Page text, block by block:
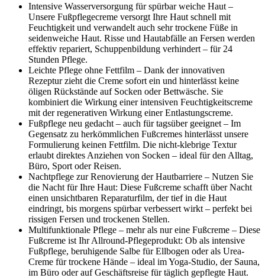
Intensive Wasserversorgung für spürbar weiche Haut –
Unsere Fußpflege­creme versorgt Ihre Haut schnell mit
Feuchtigkeit und verwandelt auch sehr trockene Füße in
seidenweiche Haut. Risse und Hautabfälle an Fersen werden
effektiv repariert, Schuppenbildung verhindert – für 24
Stunden Pflege.
Leichte Pflege ohne Fettfilm – Dank der innovativen
Rezeptur zieht die Creme sofort ein und hinterlässt keine
öligen Rückstände auf Socken oder Bettwäsche. Sie
kombiniert die Wirkung einer intensiven Feuchtigkeitscreme
mit der regenerativen Wirkung einer Entlastungscreme.
Fußpflege neu gedacht – auch für tagsüber geeignet – Im
Gegensatz zu herkömmlichen Fußcremes hinterlässt unsere
Formulierung keinen Fettfilm. Die nicht-klebrige Textur
erlaubt direktes Anziehen von Socken – ideal für den Alltag,
Büro, Sport oder Reisen.
Nachtpflege zur Renovierung der Hautbarriere – Nutzen Sie
die Nacht für Ihre Haut: Diese Fußcreme schafft über Nacht
einen unsichtbaren Reparaturfilm, der tief in die Haut
eindringt, bis morgens spürbar verbessert wirkt – perfekt bei
rissigen Fersen und trockenen Stellen.
Multifunktionale Pflege – mehr als nur eine Fußcreme – Diese
Fußcreme ist Ihr Allround-Pflegeprodukt: Ob als intensive
Fußpflege, beruhigende Salbe für Ellbogen oder als Urea-
Creme für trockene Hände – ideal im Yoga-Studio, der Sauna,
im Büro oder auf Geschäftsreise für täglich gepflegte Haut.